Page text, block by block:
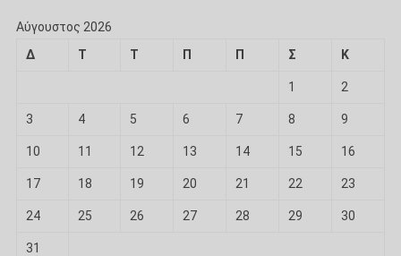
Αύγουστος 2026
Δ
Τ Τ Π Π Σ Κ
1 2
3 4 5 6 7 8 9
10 11 12 13 14 15 16
17 18 19 20 21 22 23
24 25 26 27 28 29 30
31